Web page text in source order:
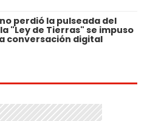
perdió la pulseada del
"Ley de Tierras" se impuso
conversación digital